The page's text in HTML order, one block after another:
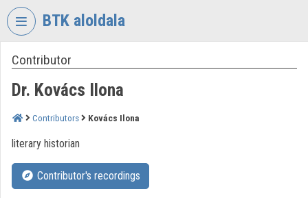
Skip header
BTK aloldala
VIDEO
RESEARCH
CENTRE
THE
HUMANTITIES
Organization home
Contributor
Dr. Kovács Ilona
Contributors Kovács Ilona
literary historian
Contributor's recordings